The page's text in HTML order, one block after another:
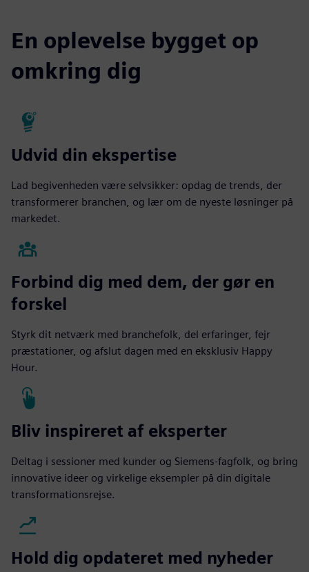
En oplevelse bygget op
omkring dig
Udvid din ekspertise
Lad begivenheden være selvsikker: opdag de trends, der
transformerer branchen, og lær om de nyeste løsninger på
markedet.
Forbind dig med dem, der gør en
forskel
Styrk dit netværk med branchefolk, del erfaringer, fejr
præstationer, og afslut dagen med en eksklusiv Happy
Hour.
Bliv inspireret af eksperter
Deltag i sessioner med kunder og Siemens-fagfolk, og bring
innovative ideer og virkelige eksempler på din digitale
transformationsrejse.
Hold dig opdateret med nyheder